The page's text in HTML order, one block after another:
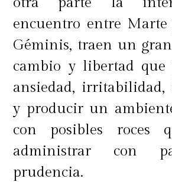
atentas y atentos en
para no sucumbir
aprender a surfear en
ya es parte del modelo.
mental y el estado de
factor común en
expectante. La
dejarse sorprender y
encuentro entre
Géminis, traen un
cambio y libertad que
ansiedad, irritabilidad,
y producir un
con posibles roces
administrar con
prudencia.